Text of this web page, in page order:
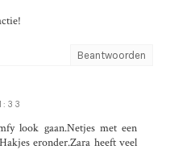
Beantwoorden
look gaan.Netjes met een
eronder.Zara heeft veel